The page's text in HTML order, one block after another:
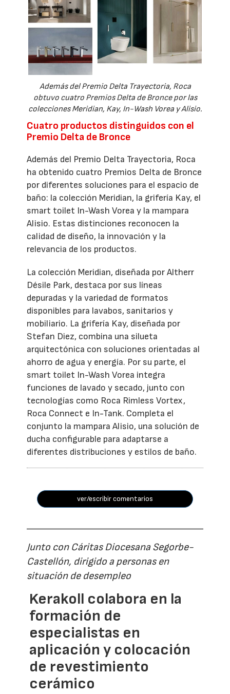
Además del Premio Delta Trayectoria, Roca
obtuvo cuatro Premios Delta de Bronce por las
colecciones Meridian, Kay, In-Wash Vorea y Alisio.
Cuatro productos distinguidos con el
Premio Delta de Bronce
Además del Premio Delta Trayectoria, Roca
ha obtenido cuatro Premios Delta de Bronce
por diferentes soluciones para el espacio de
baño: la colección Meridian, la grifería Kay, el
smart toilet In-Wash Vorea y la mampara
Alisio. Estas distinciones reconocen la
calidad de diseño, la innovación y la
relevancia de los productos.
La colección Meridian, diseñada por Altherr
Désile Park, destaca por sus líneas
depuradas y la variedad de formatos
disponibles para lavabos, sanitarios y
mobiliario. La grifería Kay, diseñada por
Stefan Diez, combina una silueta
arquitectónica con soluciones orientadas al
ahorro de agua y energía. Por su parte, el
smart toilet In-Wash Vorea integra
funciones de lavado y secado, junto con
tecnologías como Roca Rimless Vortex,
Roca Connect e In-Tank. Completa el
conjunto la mampara Alisio, una solución de
ducha configurable para adaptarse a
diferentes distribuciones y estilos de baño.
ver/escribir comentarios
Junto con Cáritas Diocesana Segorbe-
Castellón, dirigido a personas en
situación de desempleo
Kerakoll colabora en la
formación de
especialistas en
aplicación y colocación
de revestimiento
cerámico